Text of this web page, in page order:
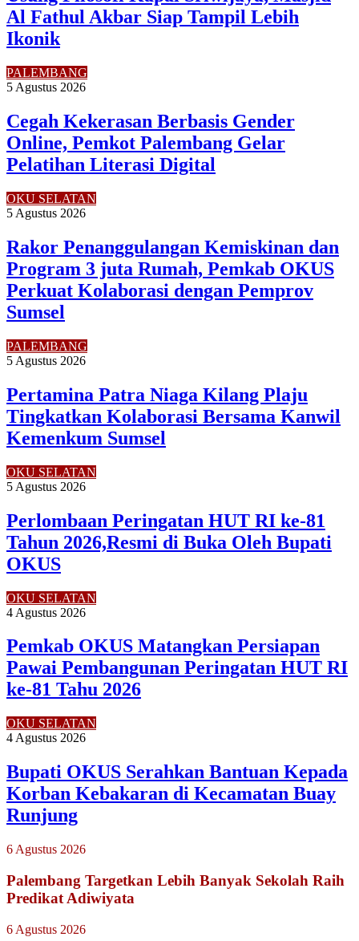
Al Fathul Akbar Siap Tampil Lebih
Ikonik
PALEMBANG
5 Agustus 2026
Cegah Kekerasan Berbasis Gender
Online, Pemkot Palembang Gelar
Pelatihan Literasi Digital
OKU SELATAN
5 Agustus 2026
Rakor Penanggulangan Kemiskinan dan
Program 3 juta Rumah, Pemkab OKUS
Perkuat Kolaborasi dengan Pemprov
Sumsel
PALEMBANG
5 Agustus 2026
Pertamina Patra Niaga Kilang Plaju
Tingkatkan Kolaborasi Bersama Kanwil
Kemenkum Sumsel
OKU SELATAN
5 Agustus 2026
Perlombaan Peringatan HUT RI ke-81
Tahun 2026,Resmi di Buka Oleh Bupati
OKUS
OKU SELATAN
4 Agustus 2026
Pemkab OKUS Matangkan Persiapan
Pawai Pembangunan Peringatan HUT RI
ke-81 Tahu 2026
OKU SELATAN
4 Agustus 2026
Bupati OKUS Serahkan Bantuan Kepada
Korban Kebakaran di Kecamatan Buay
Runjung
6 Agustus 2026
Palembang Targetkan Lebih Banyak Sekolah Raih
Predikat Adiwiyata
6 Agustus 2026